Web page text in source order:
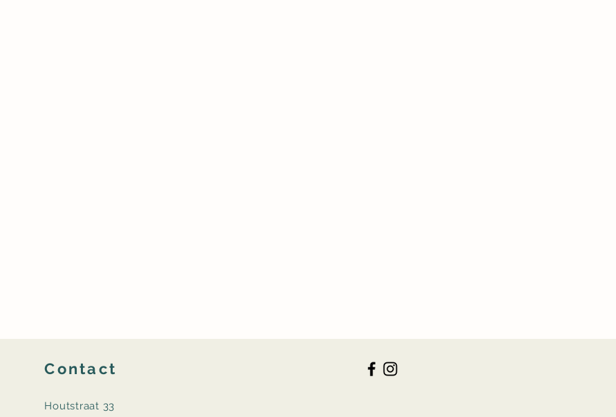
Contact
Houtstraat 33